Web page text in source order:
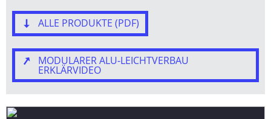
ALLE PRODUKTE (PDF)
MODULARER ALU-LEICHTVERBAU
ERKLÄRVIDEO